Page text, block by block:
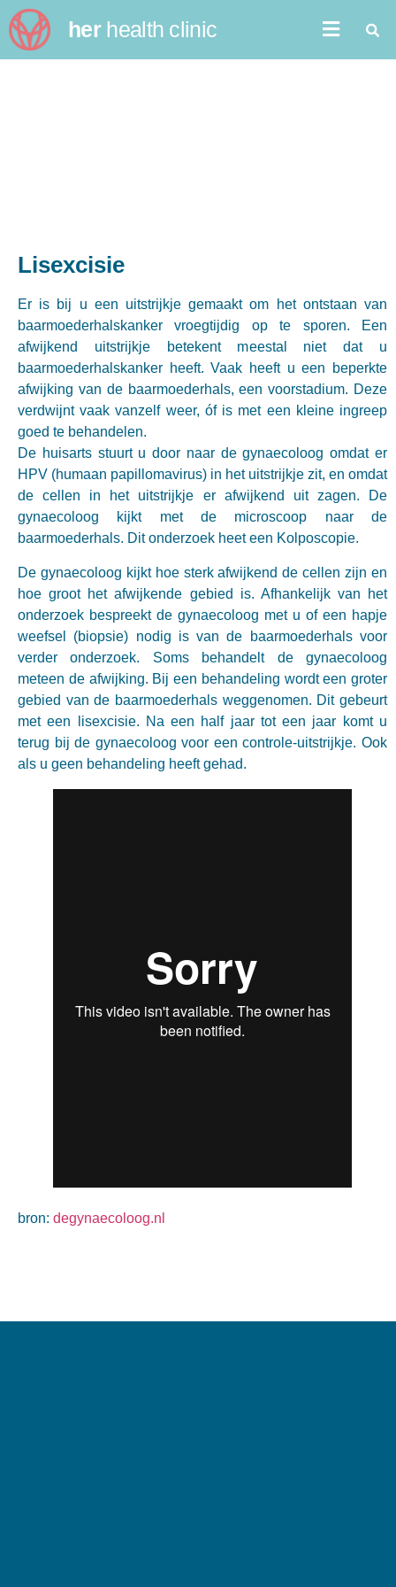
herhealth clinic
Lisexcisie
Er is bij u een uitstrijkje gemaakt om het ontstaan van
baarmoederhalskanker vroegtijdig op te sporen. Een
afwijkend uitstrijkje betekent meestal niet dat u
baarmoederhalskanker heeft. Vaak heeft u een beperkte
afwijking van de baarmoederhals, een voorstadium. Deze
verdwijnt vaak vanzelf weer, óf is met een kleine ingreep
goed te behandelen.
De huisarts stuurt u door naar de gynaecoloog omdat er
HPV (humaan papillomavirus) in het uitstrijkje zit, en omdat
de cellen in het uitstrijkje er afwijkend uit zagen. De
gynaecoloog kijkt met de microscoop naar de
baarmoederhals. Dit onderzoek heet een Kolposcopie.
De gynaecoloog kijkt hoe sterk afwijkend de cellen zijn en
hoe groot het afwijkende gebied is. Afhankelijk van het
onderzoek bespreekt de gynaecoloog met u of een hapje
weefsel (biopsie) nodig is van de baarmoederhals voor
verder onderzoek. Soms behandelt de gynaecoloog
meteen de afwijking. Bij een behandeling wordt een groter
gebied van de baarmoederhals weggenomen. Dit gebeurt
met een lisexcisie. Na een half jaar tot een jaar komt u
terug bij de gynaecoloog voor een controle-uitstrijkje. Ook
als u geen behandeling heeft gehad.
bron: degynaecoloog.nl